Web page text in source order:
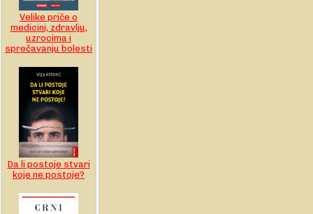
Velike priče o
medicini, zdravlju,
uzrocima i
sprečavanju bolesti
Da li postoje stvari
koje ne postoje?